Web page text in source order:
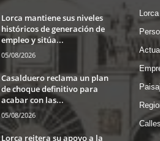
Lorca mantiene sus niveles
históricos de generación de
empleo y sitúa...
05/08/2026
Casalduero reclama un plan
de choque definitivo para
acabar con las...
05/08/2026
Lorca reitera su apoyo a la
Lorca